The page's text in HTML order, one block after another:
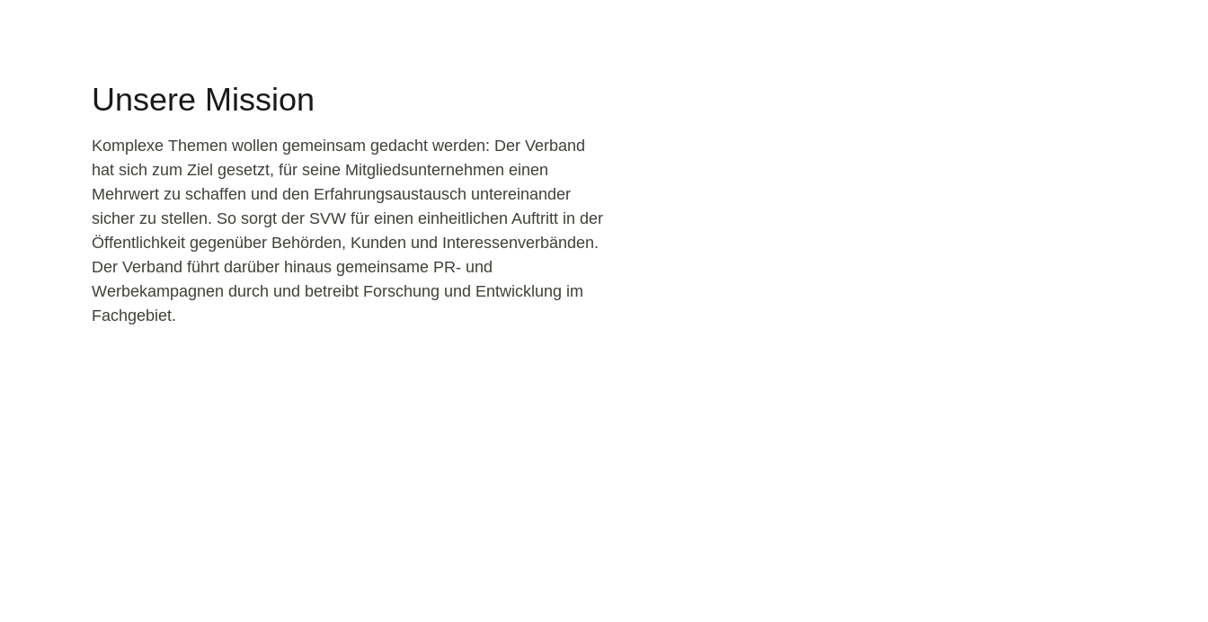
Unsere Mission
Komplexe Themen wollen gemeinsam gedacht werden: Der Verband
hat sich zum Ziel gesetzt, für seine Mitgliedsunternehmen einen
Mehrwert zu schaffen und den Erfahrungsaustausch untereinander
sicher zu stellen. So sorgt der SVW für einen einheitlichen Auftritt in der
Öffentlichkeit gegenüber Behörden, Kunden und Interessenverbänden.
Der Verband führt darüber hinaus gemeinsame PR- und
Werbekampagnen durch und betreibt Forschung und Entwicklung im
Fachgebiet.